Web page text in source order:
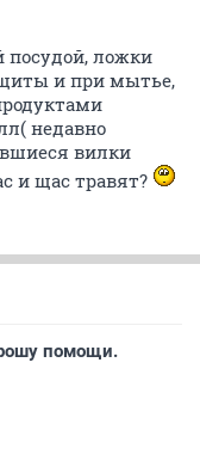
ложки
и при мытье,
недавно
вилки
и щас травят?
помощи.